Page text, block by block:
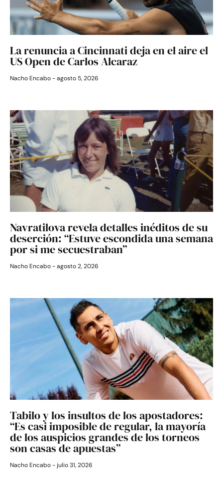
La renuncia a Cincinnati deja en el aire el
US Open de Carlos Alcaraz
Nacho Encabo agosto 5, 2026
Navratilova revela detalles inéditos de su
deserción: “Estuve escondida una semana
por si me secuestraban”
Nacho Encabo agosto 2, 2026
Tabilo y los insultos de los apostadores:
“Es casi imposible de regular, la mayoría
de los auspicios grandes de los torneos
son casas de apuestas”
Nacho Encabo julio 31, 2026